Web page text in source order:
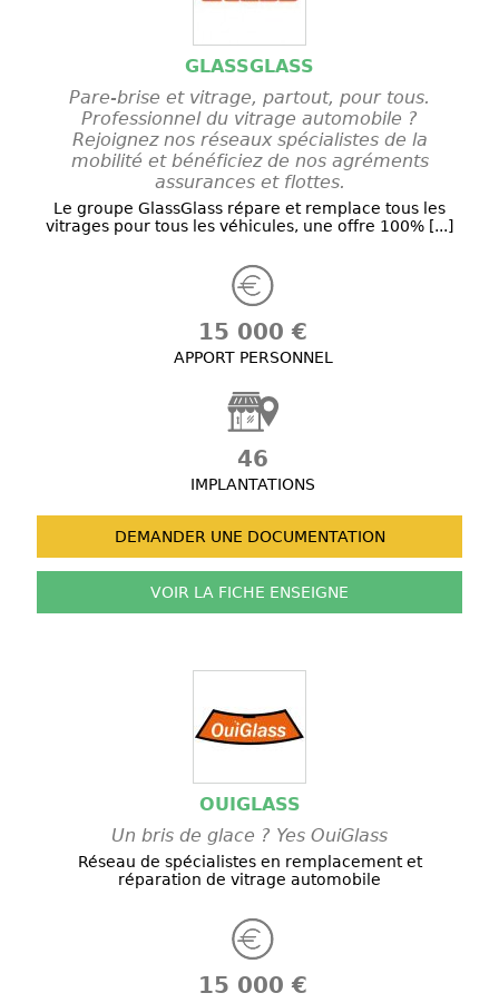
GLASSGLASS
Pare-brise et vitrage, partout, pour tous.
Professionnel du vitrage automobile ?
Rejoignez nos réseaux spécialistes de la
mobilité et bénéficiez de nos agréments
assurances et flottes.
Le groupe GlassGlass répare et remplace tous les
vitrages pour tous les véhicules, une offre 100% [...]
15 000 €
APPORT PERSONNEL
46
IMPLANTATIONS
DEMANDER UNE DOCUMENTATION
VOIR LA FICHE ENSEIGNE
OUIGLASS
Un bris de glace ? Yes OuiGlass
Réseau de spécialistes en remplacement et
réparation de vitrage automobile
15 000 €